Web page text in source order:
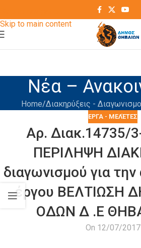
Skip to main content
Νέα –
Home Διακηρύξεις -
ΈΡΓΑ - ΜΕΛΈΤΕΣ
Αρ. Διακ.14735/
ΠΕΡΙΛΗΨΗ
διαγωνισμού για
έργου ΒΕΛΤΙΩΣΗ
ΟΔΩΝ Δ .Ε
On 12/07/2017